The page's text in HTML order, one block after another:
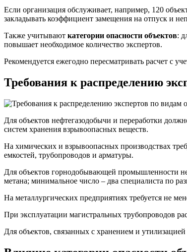
Если организация обслуживает, например, 120
закладывать коэффициент замещения на отпуск и
Также учитывают категории опасности объектов:
повышает необходимое количество экспертов.
Рекомендуется ежегодно пересматривать расчет с
Требования к распределению
Для объектов нефтегазодобычи и переработки
систем хранения взрывоопасных веществ.
На химических и взрывоопасных производствах
емкостей, трубопроводов и арматуры.
Для объектов горнодобывающей промышленности
метана; минимальное число – два специалиста по
На металлургических предприятиях требуется не
При эксплуатации магистральных трубопроводов
Для объектов, связанных с хранением и